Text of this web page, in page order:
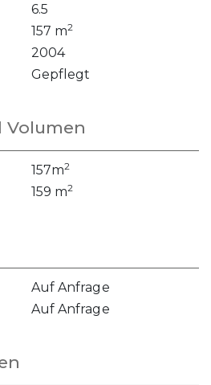
6.5
157 m2
2004
Gepflegt
Volumen
157m2
159 m2
Auf Anfrage
Auf Anfrage